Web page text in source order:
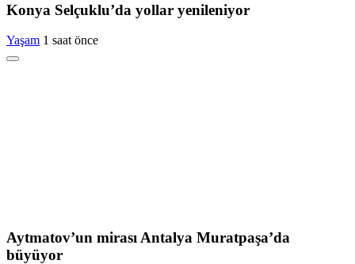
Konya Selçuklu’da yollar yenileniyor
Yaşam 1 saat önce
Aytmatov’un mirası Antalya Muratpaşa’da
büyüyor